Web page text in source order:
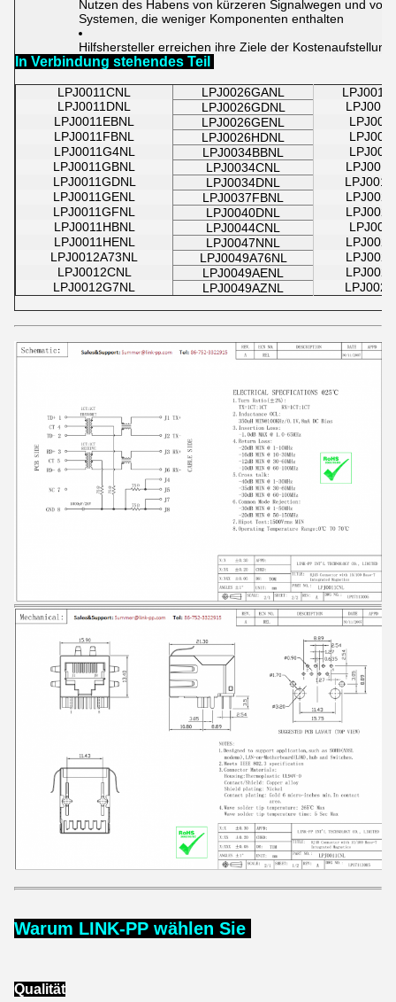
Nutzen des Habens von kürzeren Signalwegen und
Systemen, die weniger Komponenten enthalten
Hilfshersteller erreichen ihre Ziele der Kostenaufstellung
In Verbindung stehendes Teil
LPJ0011CNL LPJ0026GANL
LPJ0011DNL
LPJ0026GDNL
LPJ0011EBNL
LPJ0026GENL
LPJ0011FBNL
LPJ0026HDNL
LPJ0011G4NL
LPJ0034BBNL
LPJ0011GBNL
LPJ0034CNL
LPJ0011GDNL
LPJ0034DNL
LPJ0011GENL
LPJ0037FBNL
LPJ0011GFNL
LPJ0040DNL
LPJ0011HBNL
LPJ0044CNL
LPJ0011HENL
LPJ0047NNL
LPJ0012A73NL
LPJ0049A76NL
LPJ0012CNL
LPJ0049AENL
LPJ0012G7NL
LPJ0049AZNL
Warum LINK-PP wählen Sie
Qualität